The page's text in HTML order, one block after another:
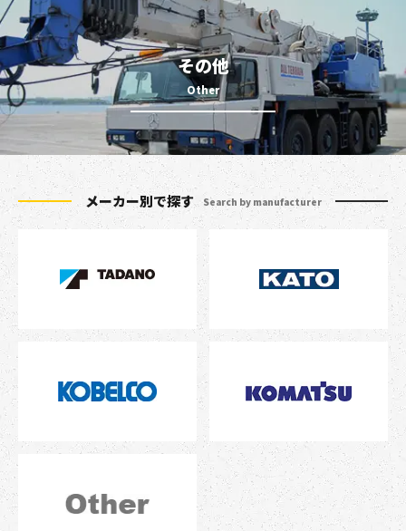
その他
メーカー別で探す Search by manufacturer